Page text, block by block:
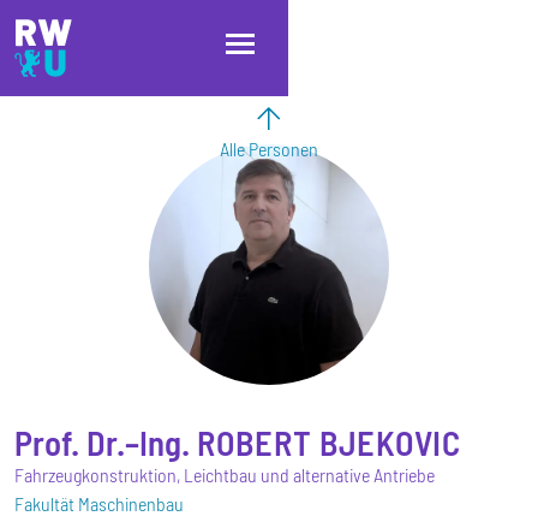
Direkt zum Inhalt
Direkt zur Hauptnavigation
Direkt zum Fußbereich
Alle Personen
Prof. Dr.–Ing. ROBERT BJEKOVIC
Fahrzeugkonstruktion, Leichtbau und alternative Antriebe
Fakultät Maschinenbau